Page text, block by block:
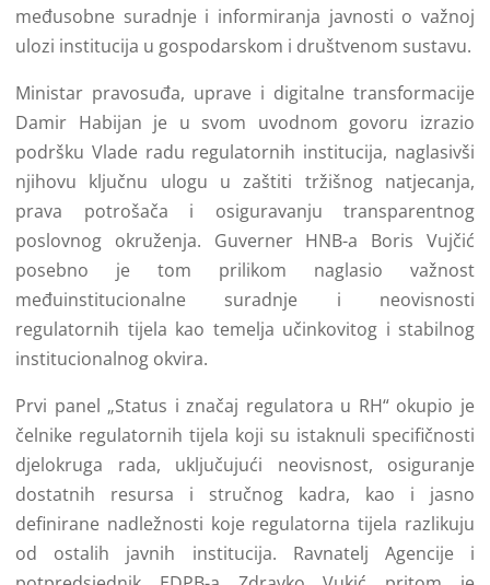
međusobne suradnje i informiranja javnosti o važnoj
ulozi institucija u gospodarskom i društvenom sustavu.
Ministar pravosuđa, uprave i digitalne transformacije
Damir Habijan je u svom uvodnom govoru izrazio
podršku Vlade radu regulatornih institucija, naglasivši
njihovu ključnu ulogu u zaštiti tržišnog natjecanja,
prava potrošača i osiguravanju transparentnog
poslovnog okruženja. Guverner HNB-a Boris Vujčić
posebno je tom prilikom naglasio važnost
međuinstitucionalne suradnje i neovisnosti
regulatornih tijela kao temelja učinkovitog i stabilnog
institucionalnog okvira.
Prvi panel „Status i značaj regulatora u RH“ okupio je
čelnike regulatornih tijela koji su istaknuli specifičnosti
djelokruga rada, uključujući neovisnost, osiguranje
dostatnih resursa i stručnog kadra, kao i jasno
definirane nadležnosti koje regulatorna tijela razlikuju
od ostalih javnih institucija. Ravnatelj Agencije i